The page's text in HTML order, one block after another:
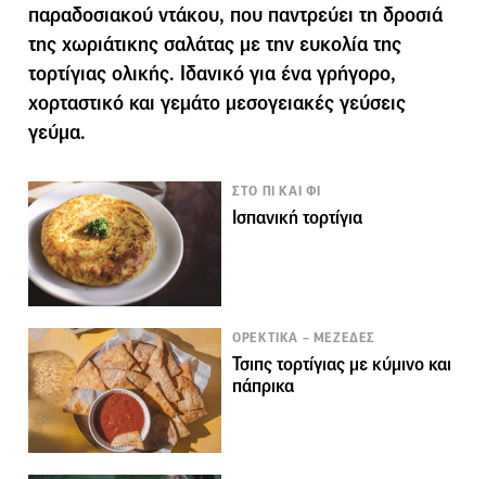
παραδοσιακού ντάκου, που παντρεύει τη δροσιά
της χωριάτικης σαλάτας με την ευκολία της
τορτίγιας ολικής. Ιδανικό για ένα γρήγορο,
χορταστικό και γεμάτο μεσογειακές γεύσεις
γεύμα.
ΣΤΟ ΠΙ ΚΑΙ ΦΙ
Ισπανική τορτίγια
ΟΡΕΚΤΙΚΑ – ΜΕΖΕΔΕΣ
Τσιπς τορτίγιας με κύμινο και
πάπρικα